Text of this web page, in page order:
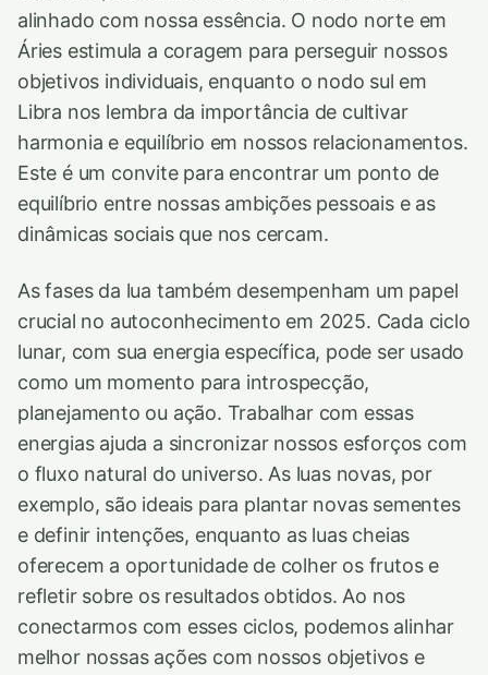
alinhado com nossa essência. O nodo norte em
Áries estimula a coragem para perseguir nossos
objetivos individuais, enquanto o nodo sul em
Libra nos lembra da importância de cultivar
harmonia e equilíbrio em nossos relacionamentos.
Este é um convite para encontrar um ponto de
equilíbrio entre nossas ambições pessoais e as
dinâmicas sociais que nos cercam.
As fases da lua também desempenham um papel
crucial no autoconhecimento em 2025. Cada ciclo
lunar, com sua energia específica, pode ser usado
como um momento para introspecção,
planejamento ou ação. Trabalhar com essas
energias ajuda a sincronizar nossos esforços com
o fluxo natural do universo. As luas novas, por
exemplo, são ideais para plantar novas sementes
e definir intenções, enquanto as luas cheias
oferecem a oportunidade de colher os frutos e
refletir sobre os resultados obtidos. Ao nos
conectarmos com esses ciclos, podemos alinhar
melhor nossas ações com nossos objetivos e